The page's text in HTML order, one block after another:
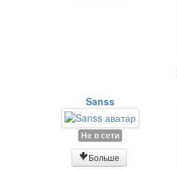
Sanss
Не в сети
Больше